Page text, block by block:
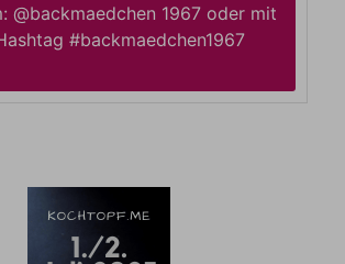
@backmaedchen 1967 oder mit
#backmaedchen1967